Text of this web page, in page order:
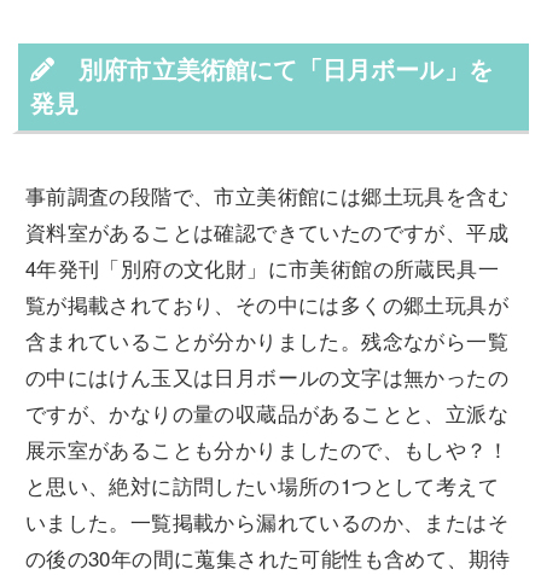
別府市立美術館にて「日月ボール」を
発見
事前調査の段階で、市立美術館には郷土玩具を含む
資料室があることは確認できていたのですが、平成
4年発刊「別府の文化財」に市美術館の所蔵民具一
覧が掲載されており、その中には多くの郷土玩具が
含まれていることが分かりました。残念ながら一覧
の中にはけん玉又は日月ボールの文字は無かったの
ですが、かなりの量の収蔵品があることと、立派な
展示室があることも分かりましたので、もしや？！
と思い、絶対に訪問したい場所の1つとして考えて
いました。一覧掲載から漏れているのか、またはそ
の後の30年の間に蒐集された可能性も含めて、期待